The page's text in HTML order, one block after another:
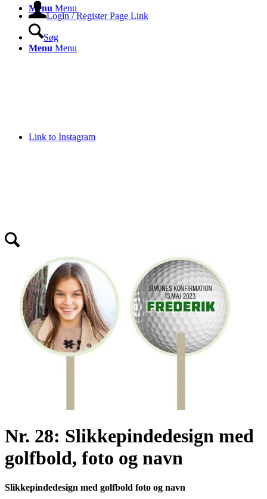
Menu Menu
Link to Instagram
Link to Facebook
Login / Register Page Link
Søg
Menu Menu
Nr. 28: Slikkepindedesign med
golfbold, foto og navn
Slikkepindedesign med golfbold foto og navn